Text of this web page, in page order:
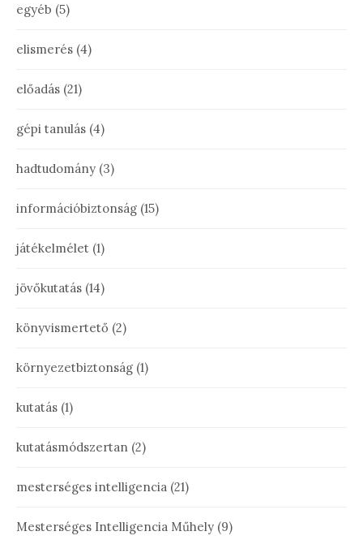
egyéb (5)
elismerés (4)
előadás (21)
gépi tanulás (4)
hadtudomány (3)
információbiztonság (15)
játékelmélet (1)
jövőkutatás (14)
könyvismertető (2)
környezetbiztonság (1)
kutatás (1)
kutatásmódszertan (2)
mesterséges intelligencia (21)
Mesterséges Intelligencia Műhely (9)